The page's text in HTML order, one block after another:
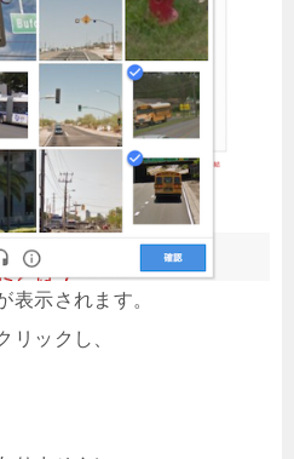
表示されます。
リックし、